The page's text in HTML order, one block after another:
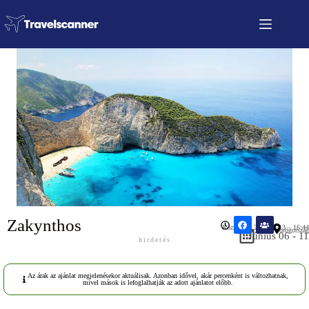
Június 06 - 11
Közzétéve: 2026.04.13 – 16:44
Görögország
Zakynthos
hirdetés
Az árak az ajánlat megjelenésekor aktuálisak. Azonban idővel, akár percenként is változhatnak,
mivel mások is lefoglalhatják az adott ajánlatot előbb.